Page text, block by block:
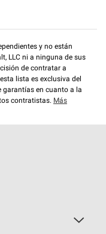
y no están
LLC ni a ninguna de sus
de contratar a
lista es exclusiva del
garantías en cuanto a la
contratistas. Más